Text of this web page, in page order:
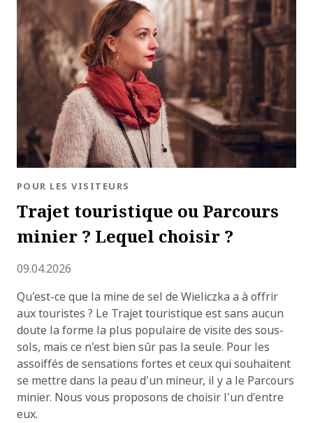
Trajet touristique ou Parcours
minier ? Lequel choisir ?
BLOG.CATEGORY
POUR LES VISITEURS
Ajouté
09.04.2026
Qu'est-ce que la mine de sel de Wieliczka a à offrir
aux touristes ? Le Trajet touristique est sans aucun
doute la forme la plus populaire de visite des sous-
sols, mais ce n'est bien sûr pas la seule. Pour les
assoiffés de sensations fortes et ceux qui souhaitent
se mettre dans la peau d'un mineur, il y a le Parcours
minier. Nous vous proposons de choisir l'un d'entre
eux.